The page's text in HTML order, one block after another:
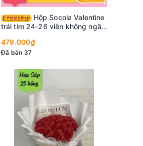
Hộp Socola Valentine
trái tim 24-26 viên không ngăn
479.000₫
Đã bán 37